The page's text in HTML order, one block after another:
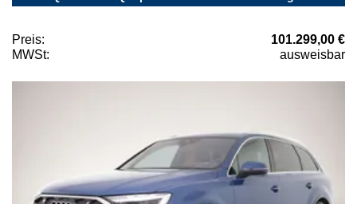
Preis:
101.299,00 €
MWSt:
ausweisbar